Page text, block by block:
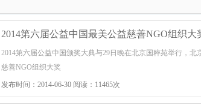
2014第六届公益中国最美公益慈善NGO组织大
2014第六届公益中国颁奖大典与29日晚在北京国粹苑举行，
慈善NGO组织大奖
发布时间：2014-06-30 阅读：11465次